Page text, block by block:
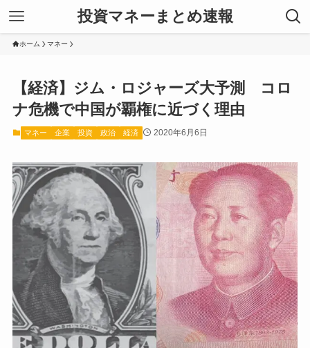
投資マネーまとめ速報
ホーム マネー
【経済】ジム・ロジャーズ大予測 コロ
ナ危機で中国が覇権に近づく理由
マネー 企業 投資 政治 経済 2020年6月6日